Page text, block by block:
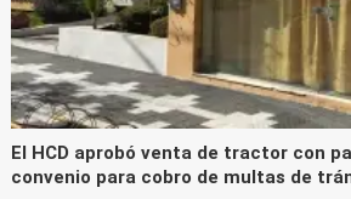
El HCD aprobó venta de tractor con
convenio para cobro de multas de